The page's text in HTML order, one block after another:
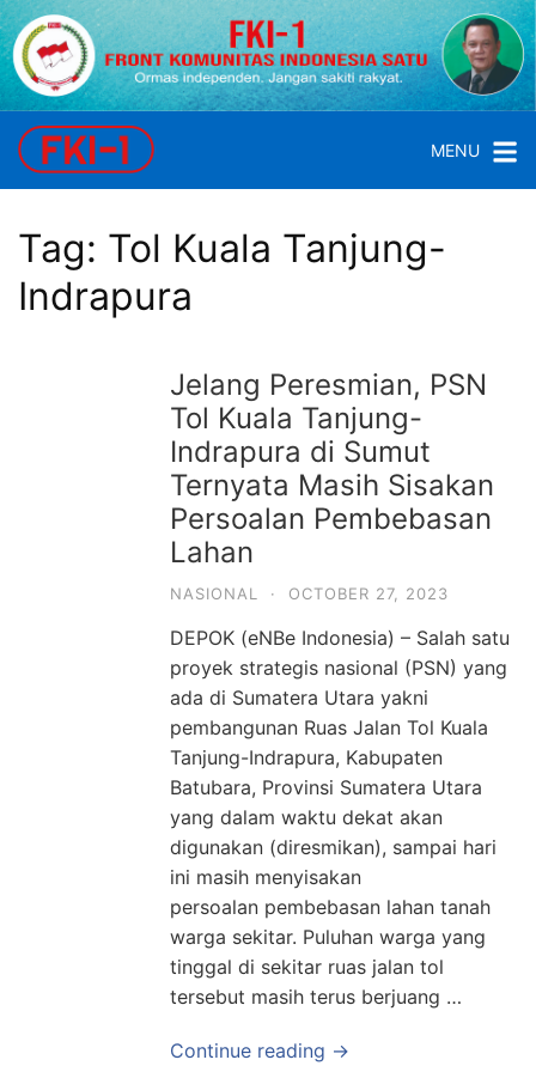
Skip
to
content
FKI
1
Front
Komunitas
Indonesia
Satu
MENU
Tag: Tol Kuala Tanjung-
Indrapura
Jelang Peresmian, PSN
Tol Kuala Tanjung-
Indrapura di Sumut
Ternyata Masih Sisakan
Persoalan Pembebasan
Lahan
NASIONAL · OCTOBER 27, 2023
DEPOK (eNBe Indonesia) – Salah satu
proyek strategis nasional (PSN) yang
ada di Sumatera Utara yakni
pembangunan Ruas Jalan Tol Kuala
Tanjung-Indrapura, Kabupaten
Batubara, Provinsi Sumatera Utara
yang dalam waktu dekat akan
digunakan (diresmikan), sampai hari
ini masih menyisakan
persoalan pembebasan lahan tanah
warga sekitar. Puluhan warga yang
tinggal di sekitar ruas jalan tol
tersebut masih terus berjuang …
Continue reading →